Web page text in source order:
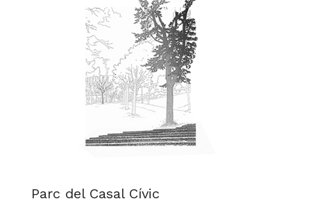
Parc del Casal Cívic